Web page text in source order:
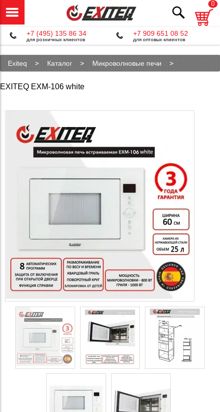
0
+7 (495) 135 86 34
для розничных клиентов
+7 909 651 08 52
для оптовых клиентов
Exiteq Каталог
Микроволновые печи
EXITEQ EXM-106 white